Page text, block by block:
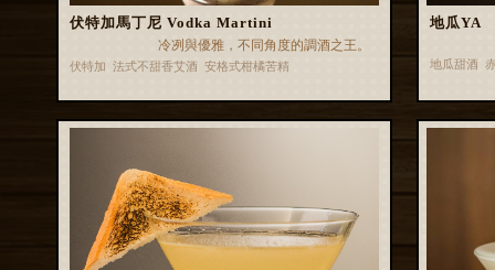
伏特加馬丁尼 Vodka Martini
冷冽與優雅，不同角度的調酒之王。
伏特加 法式不甜香艾酒 安格式柑橘苦精
地瓜YA
地瓜甜酒